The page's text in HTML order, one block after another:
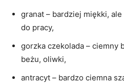
granat – bardziej miękki,
do pracy,
gorzka czekolada – ciemny
beżu, oliwki,
antracyt – bardzo ciemna